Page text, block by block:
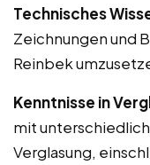
Technisches
Zeichnungen und
Reinbek
Kenntnisse in
mit
Verglasung,